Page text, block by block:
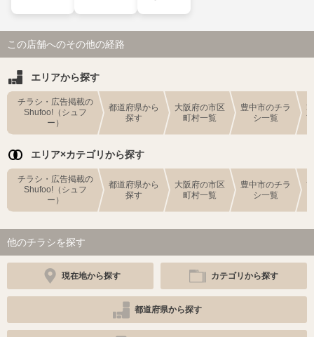
この店舗へのその他の経路
エリアから探す
チラシ・広告掲載の
Shufoo!（シュフ
ー）
都道府県から
探す
大阪府の市区
町村一覧
豊中市のチラ
シ一覧
エリア×カテゴリから探す
チラシ・広告掲載の
Shufoo!（シュフ
ー）
都道府県から
探す
大阪府の市区
町村一覧
豊中市のチラ
シ一覧
他のチラシを探す
現在地から探す カテゴリから探す
都道府県から探す